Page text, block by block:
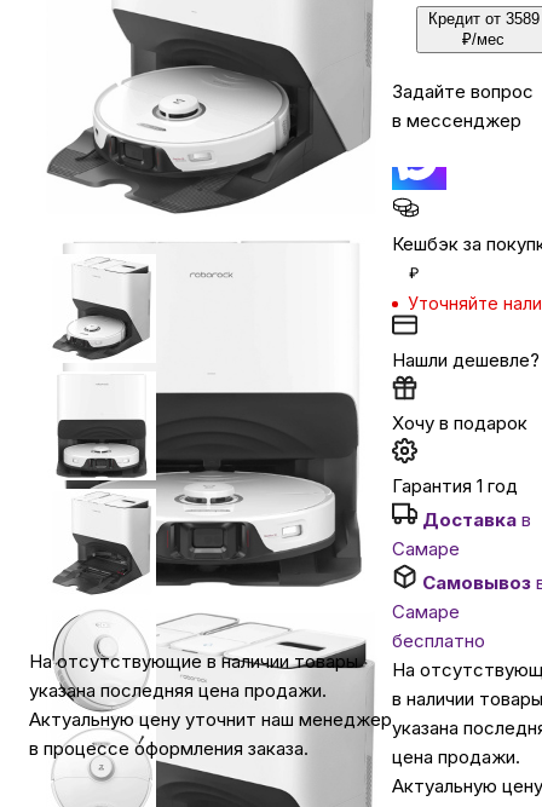
Для дома и дачи
LEGO
Для домашних питомцев
Автомобильные аксессуары
Сервисный центр Apple в Самаре
Подарочные сертификаты
Аудио
На отсутствующие в наличии товары
указана последняя цена продажи.
Актуальную цену уточнит наш менеджер
в процессе оформления заказа.
Кредит от 3589
₽/мес
Задайте вопрос
в мессенджер
Кешбэк за
₽
Уточняйте
Нашли дешевле?
Хочу в подарок
Гарантия 1 год
Доставка в
Самаре
Самовывоз
Самаре
бесплатно
На
в наличии товары
указана
цена продажи.
Актуальную цену